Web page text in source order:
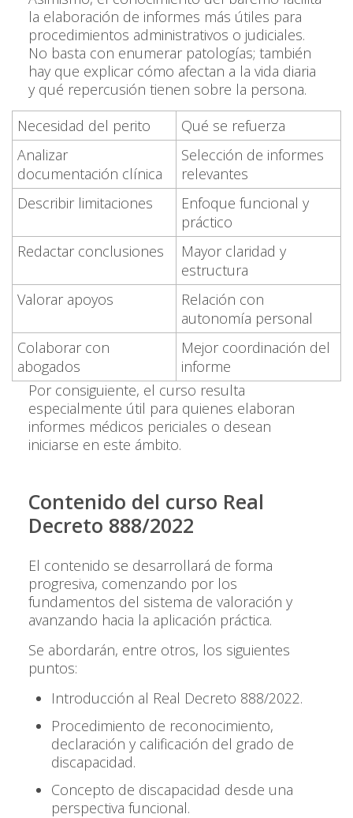
la elaboración de informes más útiles para
procedimientos administrativos o judiciales.
No basta con enumerar patologías; también
hay que explicar cómo afectan a la vida diaria
y qué repercusión tienen sobre la persona.
Necesidad del perito
Qué se refuerza
Analizar
documentación clínica
Selección de informes
relevantes
Describir limitaciones
Enfoque funcional y
práctico
Redactar conclusiones
Mayor claridad y
estructura
Valorar apoyos
Relación con
autonomía personal
Colaborar con
abogados
Mejor coordinación del
informe
Por consiguiente, el curso resulta
especialmente útil para quienes elaboran
informes médicos periciales o desean
iniciarse en este ámbito.
Contenido del curso Real
Decreto 888/2022
El contenido se desarrollará de forma
progresiva, comenzando por los
fundamentos del sistema de valoración y
avanzando hacia la aplicación práctica.
Se abordarán, entre otros, los siguientes
puntos:
Introducción al Real Decreto 888/2022.
Procedimiento de reconocimiento,
declaración y calificación del grado de
discapacidad.
Concepto de discapacidad desde una
perspectiva funcional.